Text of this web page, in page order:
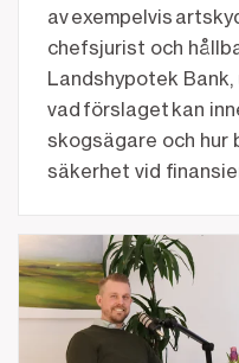
av exempelvis
chefsjurist och
Landshypotek
vad förslaget kan
skogsägare och hur
säkerhet vid
Olle Nylund om